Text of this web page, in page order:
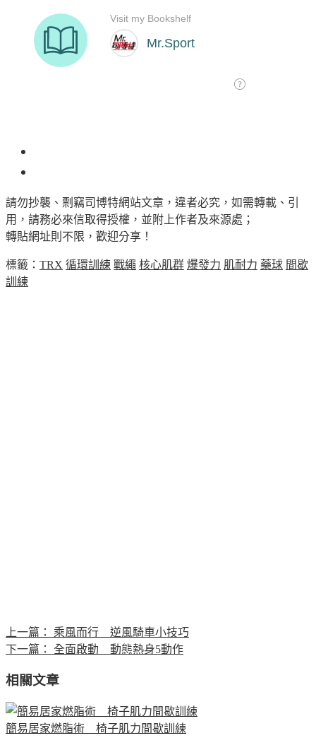
請勿抄襲、剽竊司博特網站文章，違者必究，如需轉載、引
用，請務必來信取得授權，並附上作者及來源處；
轉貼網址則不限，歡迎分享！
標籤： TRX 循環訓練 戰繩 核心肌群 爆發力 肌耐力 藥球 間歇
訓練
上一篇：
乘風而行 逆風騎車小技巧
下一篇：
全面啟動 動態熱身5動作
相關文章
簡易居家燃脂術 椅子肌力間歇訓練